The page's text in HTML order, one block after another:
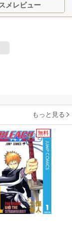
メレビュー
もっと見る
無料